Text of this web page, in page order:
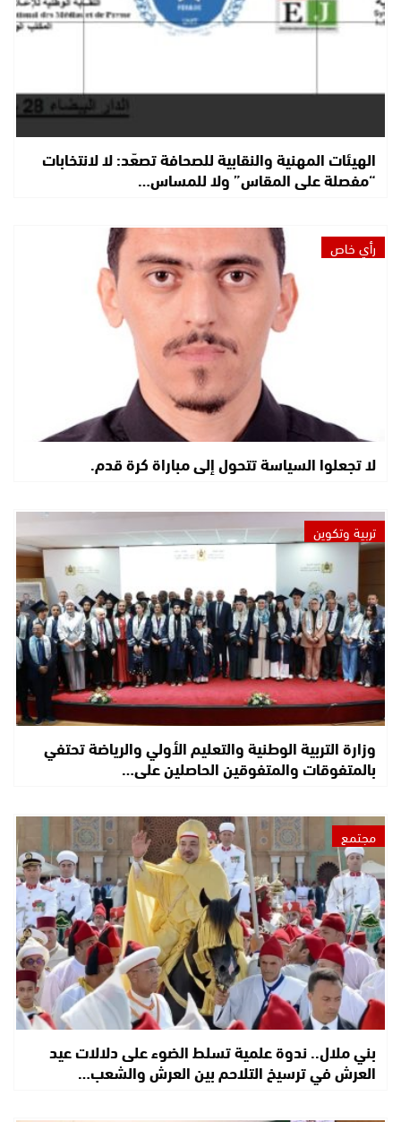
الهيئات المهنية والنقابية للصحافة تصعّد: لا لانتخابات
“مفصلة على المقاس” ولا للمساس…
رأي خاص
لا تجعلوا السياسة تتحول إلى مباراة كرة قدم.
تربية وتكوين
وزارة التربية الوطنية والتعليم الأولي والرياضة تحتفي
بالمتفوقات والمتفوقين الحاصلين على…
مجتمع
بني ملال.. ندوة علمية تسلط الضوء على دلالات عيد
العرش في ترسيخ التلاحم بين العرش والشعب…